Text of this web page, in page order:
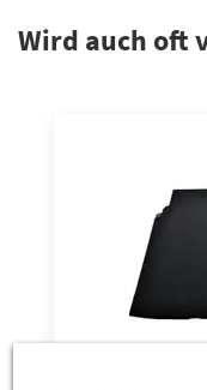
Wird auch oft